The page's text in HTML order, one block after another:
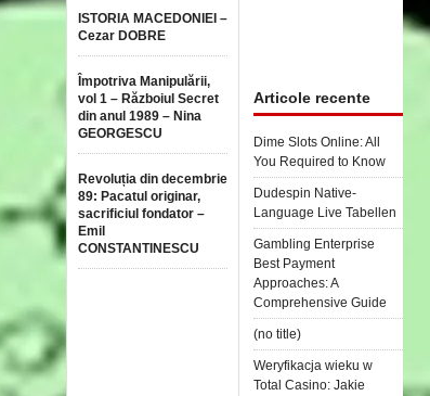
ISTORIA MACEDONIEI –
Cezar DOBRE
Împotriva Manipulării,
vol 1 – Războiul Secret
din anul 1989 – Nina
GEORGESCU
Revoluția din decembrie
89: Pacatul originar,
sacrificiul fondator –
Emil
CONSTANTINESCU
Articole recente
Dime Slots Online: All
You Required to Know
Dudespin Native-
Language Live Tabellen
Gambling Enterprise
Best Payment
Approaches: A
Comprehensive Guide
(no title)
Weryfikacja wieku w
Total Casino: Jakie